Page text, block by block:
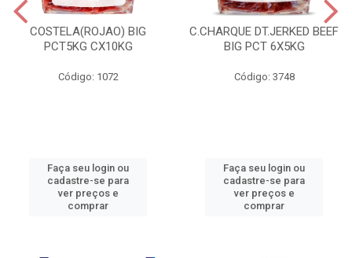
COSTELA(ROJAO) BIG
PCT5KG CX10KG
Código: 1072
Faça seu login ou
cadastre-se para
ver preços e
comprar
C.CHARQUE DT.JERKED BEEF
BIG PCT 6X5KG
Código: 3748
Faça seu login ou
cadastre-se para
ver preços e
comprar